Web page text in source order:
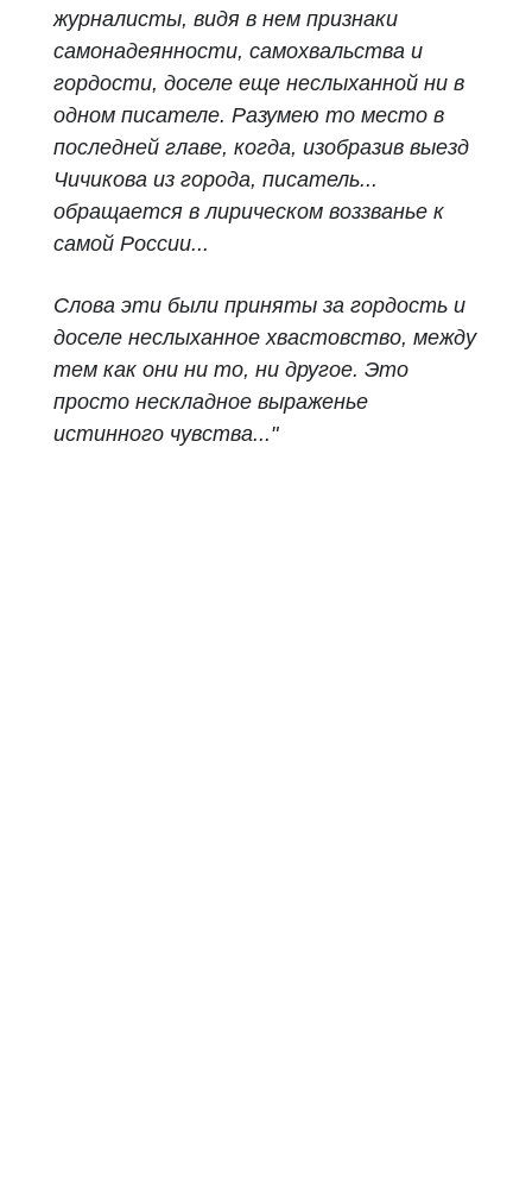
журналисты, видя в нем признаки
самонадеянности, самохвальства и
гордости, доселе еще неслыханной ни в
одном писателе. Разумею то место в
последней главе, когда, изобразив выезд
Чичикова из города, писатель...
обращается в лирическом воззванье к
самой России...
Слова эти были приняты за гордость и
доселе неслыханное хвастовство, между
тем как они ни то, ни другое. Это
просто нескладное выраженье
истинного чувства..."